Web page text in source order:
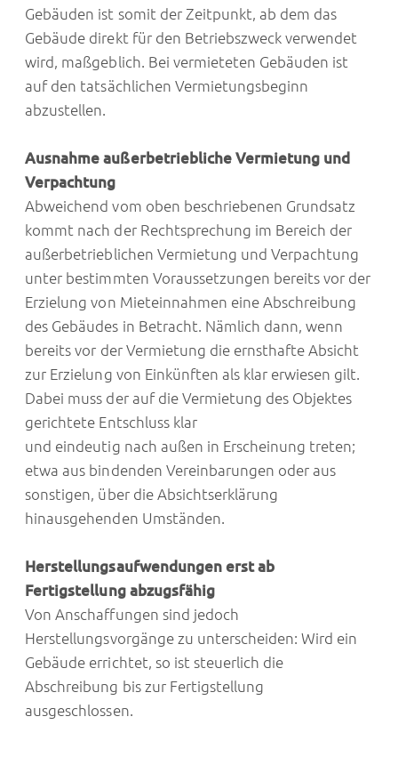
Gebäuden ist somit der Zeitpunkt, ab dem das
Gebäude direkt für den Betriebszweck verwendet
wird, maßgeblich. Bei vermieteten Gebäuden ist
auf den tatsächlichen Vermietungsbeginn
abzustellen.
Ausnahme außerbetriebliche Vermietung und
Verpachtung
Abweichend vom oben beschriebenen Grundsatz
kommt nach der Rechtsprechung im Bereich der
außerbetrieblichen Vermietung und Verpachtung
unter bestimmten Voraussetzungen bereits vor der
Erzielung von Mieteinnahmen eine Abschreibung
des Gebäudes in Betracht. Nämlich dann, wenn
bereits vor der Vermietung die ernsthafte Absicht
zur Erzielung von Einkünften als klar erwiesen gilt.
Dabei muss der auf die Vermietung des Objektes
gerichtete Entschluss klar
und eindeutig nach außen in Erscheinung treten;
etwa aus bindenden Vereinbarungen oder aus
sonstigen, über die Absichtserklärung
hinausgehenden Umständen.
Herstellungsaufwendungen erst ab
Fertigstellung abzugsfähig
Von Anschaffungen sind jedoch
Herstellungsvorgänge zu unterscheiden: Wird ein
Gebäude errichtet, so ist steuerlich die
Abschreibung bis zur Fertigstellung
ausgeschlossen.